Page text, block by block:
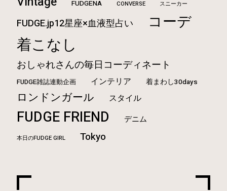
FUDGENA CONVERSE スニーカー
FUDGE.jp12星座×血液型占い コーデ
着こなし
おしゃれさんの毎日コーディネート
FUDGE雑誌連動企画 インテリア 着まわし30days
ロンドンガール スタイル
FUDGE FRIEND デニム
本日のFUDGE GIRL Tokyo